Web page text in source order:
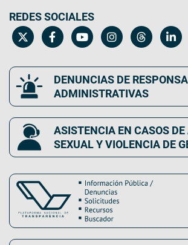
REDES SOCIALES
DENUNCIAS DE
ADMINISTRATIVAS
ASISTENCIA EN CASOS DE
SEXUAL Y VIOLENCIA DE